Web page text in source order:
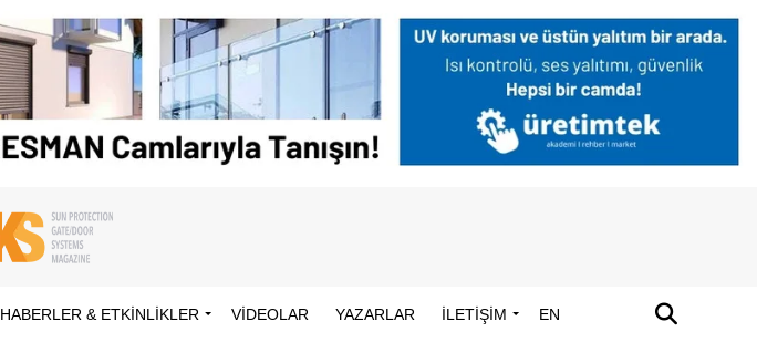
HABERLER & ETKINLIKLER VIDEOLAR YAZARLAR İLETİŞİM EN